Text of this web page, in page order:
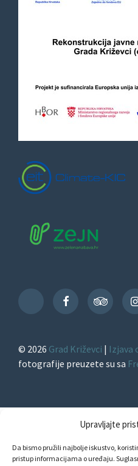
Upravljajte
Da bismo pružili najbolje iskustvo,
pristup informacijama o uređaju.
TikTok
Facebook
© 2026 Grad Križevci | Izjava
fotografije preuzete su sa